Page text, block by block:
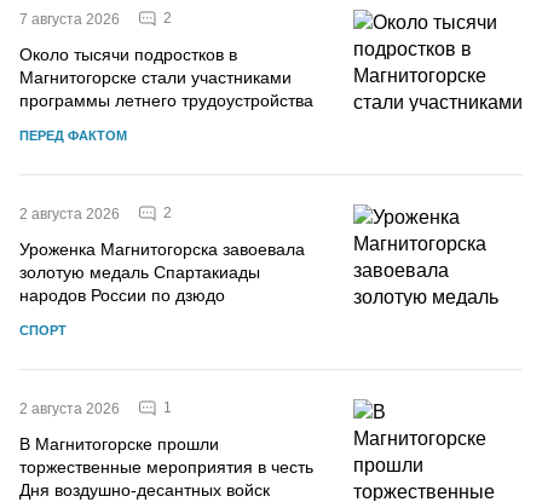
7 августа 2026 2
Около тысячи подростков в
Магнитогорске стали участниками
программы летнего трудоустройства
ПЕРЕД ФАКТОМ
2 августа 2026 2
Уроженка Магнитогорска завоевала
золотую медаль Спартакиады
народов России по дзюдо
СПОРТ
2 августа 2026 1
В Магнитогорске прошли
торжественные мероприятия в честь
Дня воздушно-десантных войск